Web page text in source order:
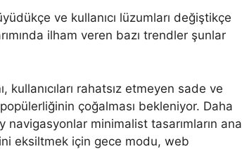
ve kullanıcı lüzumları değiştikçe
ilham veren bazı trendler şunlar
kullanıcıları rahatsız etmeyen sade ve
çoğalması bekleniyor. Daha
navigasyonlar minimalist tasarımların ana
eksiltmek için gece modu, web